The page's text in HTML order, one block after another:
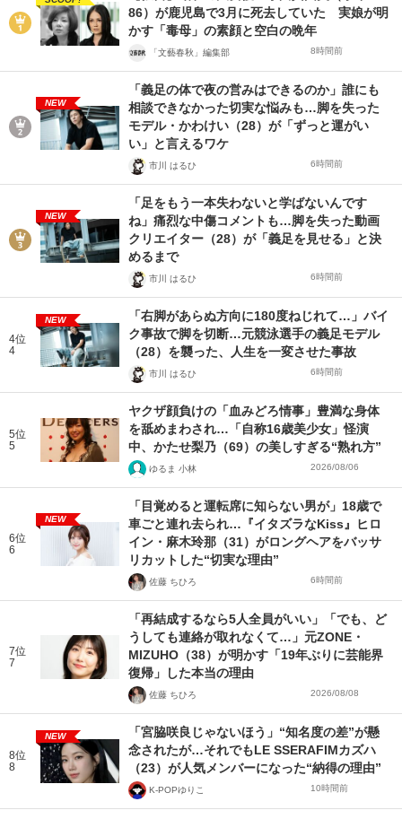
86）が鹿児島で3月に死去していた 実娘が明
かす「毒母」の素顔と空白の晩年
「文藝春秋」編集部 8時間前
NEW
「義足の体で夜の営みはできるのか」誰にも
相談できなかった切実な悩みも…脚を失った
モデル・かわけい（28）が「ずっと運がい
い」と言えるワケ
市川 はるひ 6時間前
NEW
「足をもう一本失わないと学ばないんです
ね」痛烈な中傷コメントも…脚を失った動画
クリエイター（28）が「義足を見せる」と決
めるまで
市川 はるひ 6時間前
4位
4
NEW
「右脚があらぬ方向に180度ねじれて…」バイ
ク事故で脚を切断…元競泳選手の義足モデル
（28）を襲った、人生を一変させた事故
市川 はるひ 6時間前
5位
5
ヤクザ顔負けの「血みどろ情事」豊満な身体
を舐めまわされ…「自称16歳美少女」怪演
中、かたせ梨乃（69）の美しすぎる“熟れ方”
ゆるま 小林 2026/08/06
6位
6
NEW
「目覚めると運転席に知らない男が」18歳で
車ごと連れ去られ…『イタズラなKiss』ヒロ
イン・麻木玲那（31）がロングヘアをバッサ
リカットした“切実な理由”
佐藤 ちひろ 6時間前
7位
7
「再結成するなら5人全員がいい」「でも、ど
うしても連絡が取れなくて…」元ZONE・
MIZUHO（38）が明かす「19年ぶりに芸能界
復帰」した本当の理由
佐藤 ちひろ 2026/08/08
8位
8
NEW
「宮脇咲良じゃないほう」“知名度の差”が懸
念されたが…それでもLE SSERAFIMカズハ
（23）が人気メンバーになった“納得の理由”
K-POPゆりこ 10時間前